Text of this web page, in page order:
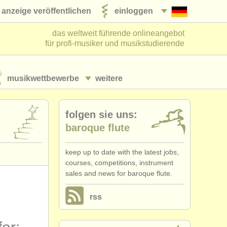
einloggen
anzeige veröffentlichen
das weltweit führende onlineangebot
für profi-musiker und musikstudierende
weitere
musikwettbewerbe
folgen sie uns:
baroque flute
keep up to date with the latest jobs,
courses, competitions, instrument
sales and news for baroque flute.
rss